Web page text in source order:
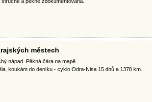
městech
nápad. Pěkná čára na mapě.
koukám do deníku - cyklo Odra-Nisa 15 dnů a 1378 km.